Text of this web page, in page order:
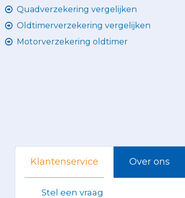
Quadverzekering vergelijken
Oldtimerverzekering vergelijken
Motorverzekering oldtimer
Klantenservice Over ons
Stel een vraag